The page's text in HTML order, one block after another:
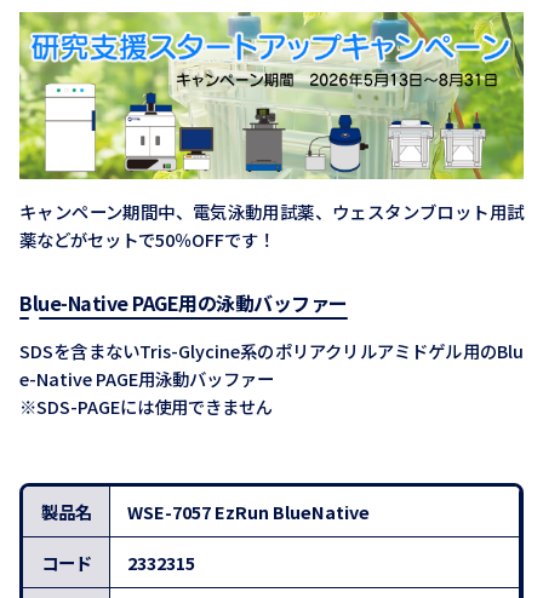
キャンペーン期間中、電気泳動用試薬、ウェスタンブロット用試
薬などがセットで50％OFFです！
Blue-Native PAGE用の泳動バッファー
SDSを含まないTris-Glycine系のポリアクリルアミドゲル用のBlu
e-Native PAGE用泳動バッファー
※SDS-PAGEには使用できません
製品名
WSE-7057 EzRun BlueNative
コード
2332315